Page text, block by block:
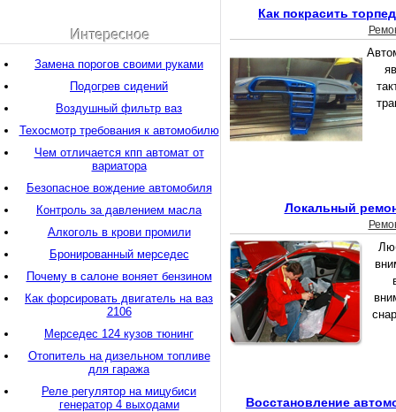
Как покрасить
Локальный
Восстановление
Интересное
Замена порогов своими руками
Подогрев сидений
Воздушный фильтр ваз
Техосмотр требования к автомобилю
Чем отличается кпп автомат от
вариатора
Безопасное вождение автомобиля
Контроль за давлением масла
Алкоголь в крови промили
Бронированный мерседес
Почему в салоне воняет бензином
Как форсировать двигатель на ваз
2106
Мерседес 124 кузов тюнинг
Отопитель на дизельном топливе
для гаража
Реле регулятор на мицубиси
генератор 4 выходами